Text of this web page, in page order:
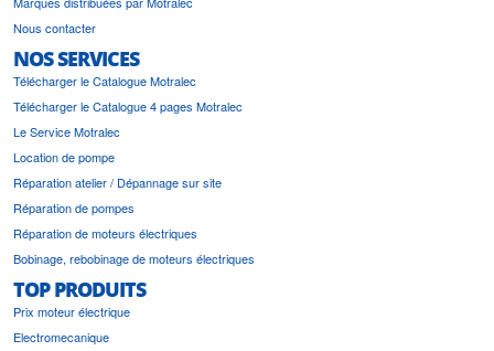
Nous contacter
NOS SERVICES
Télécharger le Catalogue Motralec
Télécharger le Catalogue 4 pages Motralec
Le Service Motralec
Location de pompe
Réparation atelier / Dépannage sur site
Réparation de pompes
Réparation de moteurs électriques
Bobinage, rebobinage de moteurs électriques
TOP PRODUITS
Prix moteur électrique
Electromecanique